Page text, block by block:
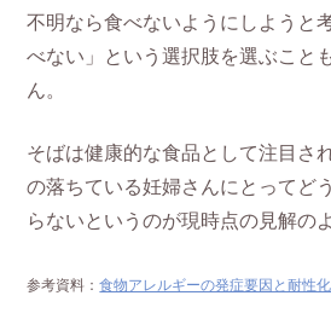
不明なら食べないようにしようと
べない」という選択肢を選ぶこと
ん。
そばは健康的な食品として注目さ
の落ちている妊婦さんにとってど
らないというのが現時点の見解の
参考資料：食物アレルギーの発症要因と耐性化